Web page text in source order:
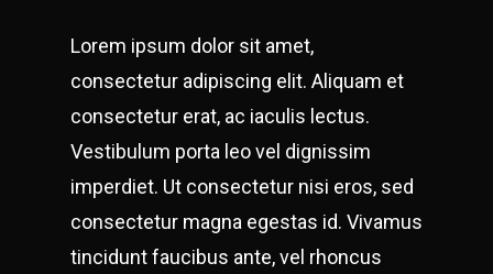
Lorem ipsum dolor sit amet,
consectetur adipiscing elit. Aliquam et
consectetur erat, ac iaculis lectus.
Vestibulum porta leo vel dignissim
imperdiet. Ut consectetur nisi eros, sed
consectetur magna egestas id. Vivamus
tincidunt faucibus ante, vel rhoncus